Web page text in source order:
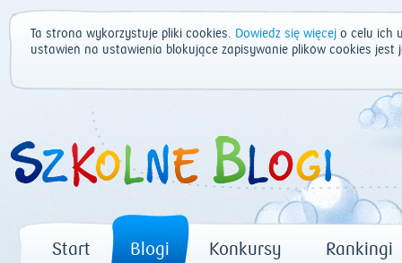
Ta strona wykorzystuje pliki cookies. Dowiedz się więcej o celu ich
ustawień na ustawienia blokujące zapisywanie plików cookies
Start Blogi Konkursy Rankingi